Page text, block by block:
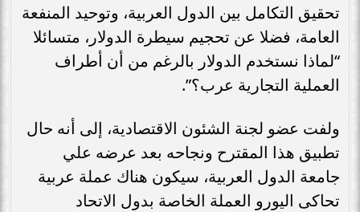
تحقيق التكامل بين الدول العربية، وتوحيد المنفعة
العامة، فضلا عن تحجيم سيطرة الدولار، متسائلا
“لماذا نستخدم الدولار بالرغم من أن أطراف
العملية التجارية عرب؟”.
ولفت عضو لجنة الشئون الاقتصادية، إلى أنه حال
تطبيق هذا المقترح ونجاحه بعد عرضه علي
جامعة الدول العربية، سيكون هناك عملة عربية
تحاكى اليورو العملة الخاصة بدول الاتحاد